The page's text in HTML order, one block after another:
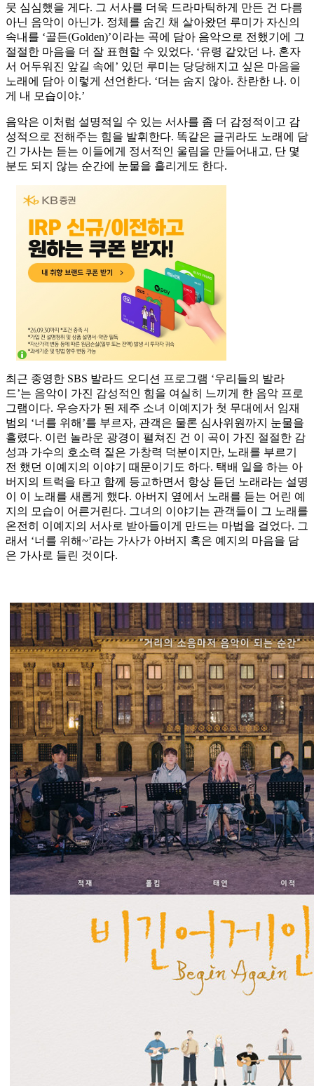
뭇 심심했을 게다. 그 서사를 더욱 드라마틱하게 만든 건 다름
아닌 음악이 아닌가. 정체를 숨긴 채 살아왔던 루미가 자신의
속내를 ‘골든(Golden)’이라는 곡에 담아 음악으로 전했기에 그
절절한 마음을 더 잘 표현할 수 있었다. ‘유령 같았던 나. 혼자
서 어두워진 앞길 속에’ 있던 루미는 당당해지고 싶은 마음을
노래에 담아 이렇게 선언한다. ‘더는 숨지 않아. 찬란한 나. 이
게 내 모습이야.’
음악은 이처럼 설명적일 수 있는 서사를 좀 더 감정적이고 감
성적으로 전해주는 힘을 발휘한다. 똑같은 글귀라도 노래에 담
긴 가사는 듣는 이들에게 정서적인 울림을 만들어내고, 단 몇
분도 되지 않는 순간에 눈물을 흘리게도 한다.
최근 종영한 SBS 발라드 오디션 프로그램 ‘우리들의 발라
드’는 음악이 가진 감성적인 힘을 여실히 느끼게 한 음악 프로
그램이다. 우승자가 된 제주 소녀 이예지가 첫 무대에서 임재
범의 ‘너를 위해’를 부르자, 관객은 물론 심사위원까지 눈물을
흘렸다. 이런 놀라운 광경이 펼쳐진 건 이 곡이 가진 절절한 감
성과 가수의 호소력 짙은 가창력 덕분이지만, 노래를 부르기
전 했던 이예지의 이야기 때문이기도 하다. 택배 일을 하는 아
버지의 트럭을 타고 함께 등교하면서 항상 듣던 노래라는 설명
이 이 노래를 새롭게 했다. 아버지 옆에서 노래를 듣는 어린 예
지의 모습이 어른거린다. 그녀의 이야기는 관객들이 그 노래를
온전히 이예지의 서사로 받아들이게 만드는 마법을 걸었다. 그
래서 ‘너를 위해~’라는 가사가 아버지 혹은 예지의 마음을 담
은 가사로 들린 것이다.